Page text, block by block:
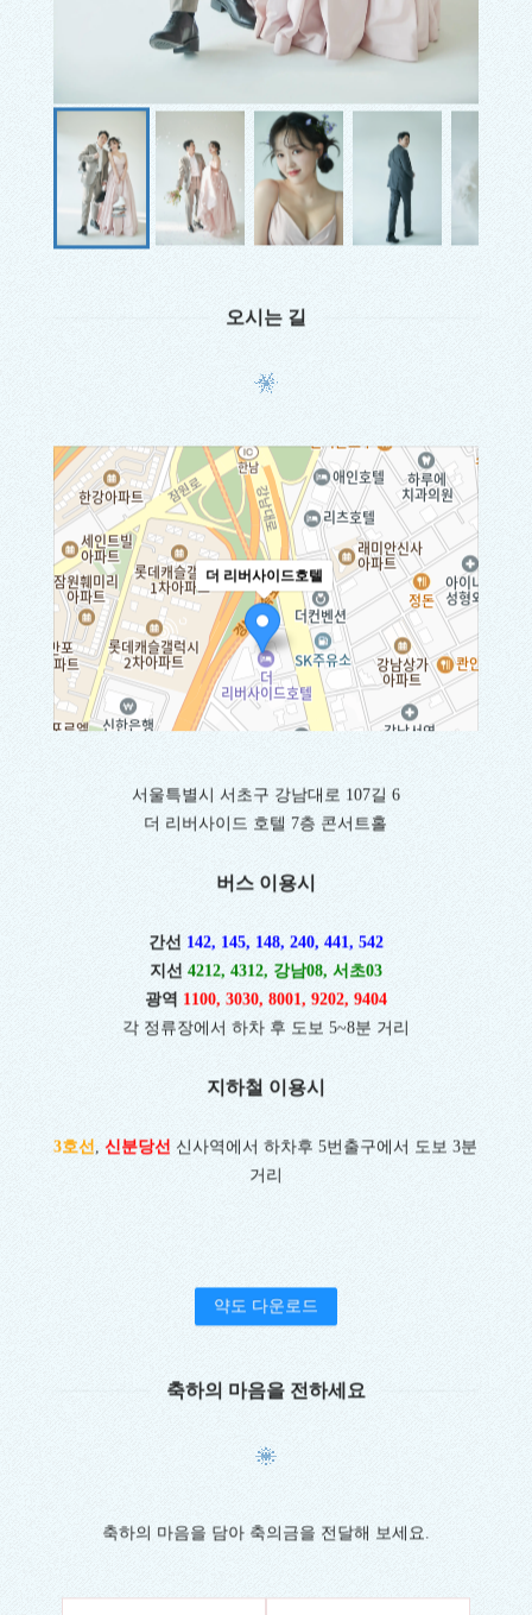
오시는 길
더 리버사이드호텔
서울특별시 서초구 강남대로 107길 6
더 리버사이드 호텔 7층 콘서트홀
버스 이용시
간선 142, 145, 148, 240, 441, 542
지선 4212, 4312, 강남08, 서초03
광역 1100, 3030, 8001, 9202, 9404
각 정류장에서 하차 후 도보 5~8분 거리
지하철 이용시
3호선 ,신분당선 신사역에서 하차후 5번출구에서 도보 3분
거리
약도 다운로드
축하의 마음을 전하세요
축하의 마음을 담아 축의금을 전달해 보세요.